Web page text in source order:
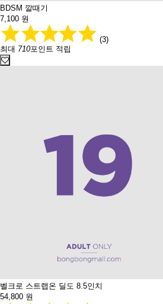
BDSM 깔때기
7,100 원
(3)
최대 710포인트 적립
벨크로 스트랩온 딜도 8.5인치
54,800 원